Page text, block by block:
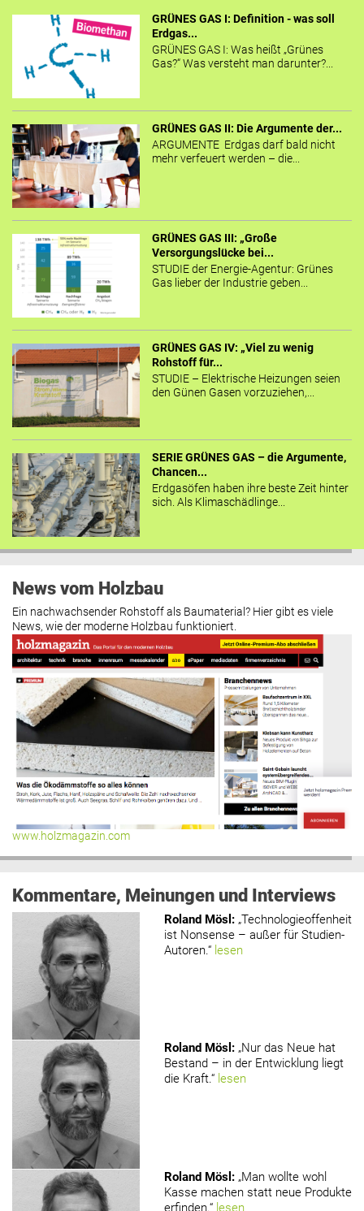
GRÜNES GAS I: Definition - was soll
Erdgas...
GRÜNES GAS I: Was heißt „Grünes
Gas?“ Was versteht man darunter?...
GRÜNES GAS II: Die Argumente der...
ARGUMENTE Erdgas darf bald nicht
mehr verfeuert werden – die...
GRÜNES GAS III: „Große
Versorgungslücke bei...
STUDIE der Energie-Agentur: Grünes
Gas lieber der Industrie geben...
GRÜNES GAS IV: „Viel zu wenig
Rohstoff für...
STUDIE – Elektrische Heizungen seien
den Günen Gasen vorzuziehen,...
SERIE GRÜNES GAS – die Argumente,
Chancen...
Erdgasöfen haben ihre beste Zeit hinter
sich. Als Klimaschädlinge...
News vom Holzbau
Ein nachwachsender Rohstoff als Baumaterial? Hier gibt es viele
News, wie der moderne Holzbau funktioniert.
www.holzmagazin.com
Kommentare, Meinungen und Interviews
Roland Mösl : „Technologieoffenheit
ist Nonsense – außer für Studien-
Autoren.“ lesen
Roland Mösl : „Nur das Neue hat
Bestand – in der Entwicklung liegt
die Kraft.“ lesen
Roland Mösl : „Man wollte wohl
Kasse machen statt neue Produkte
erfinden.“ lesen